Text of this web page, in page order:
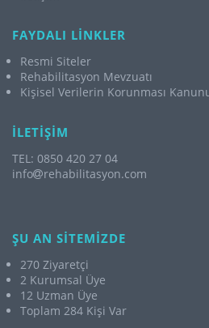
FAYDALI LİNKLER
Resmi Siteler
Rehabilitasyon Mevzuatı
Kişisel Verilerin Korunması
İLETİŞİM
TEL: 0850 420 27 04
info
rehabilitasyon.com
ŞU AN SİTEMİZDE
270 Ziyaretçi
2 Kurumsal Üye
12 Uzman Üye
Toplam 284 Kişi Var